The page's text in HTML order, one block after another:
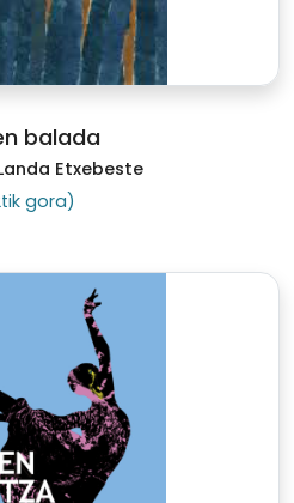
balada
Etxebeste
gora)